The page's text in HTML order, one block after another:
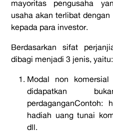
mayoritas pengusaha
usaha akan terlibat
kepada para investor.
Berdasarkan sifat
dibagi menjadi 3 jenis, yaitu:
Modal non
didapatkan
perdaganganContoh:
hadiah uang tunai
dll.